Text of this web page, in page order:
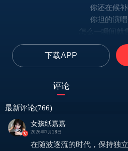
你还在候
你担的演
怎么一瞬间就
限量款联名款
线下排队人多到
挤了太多
你头顶怎么尖尖
还是秃顶的（是
下载APP
评论
最新评论(766)
女孩纸嘉嘉
2026年7月28日
在随波逐流的时代，保持独